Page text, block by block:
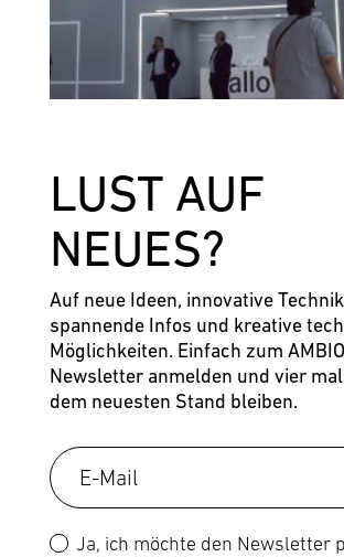
LUST AUF
NEUES?
Auf neue Ideen, innovative
spannende Infos und kreative
Möglichkeiten. Einfach zum
Newsletter anmelden und vier
dem neuesten Stand bleiben.
Ja, ich möchte den Newsletter